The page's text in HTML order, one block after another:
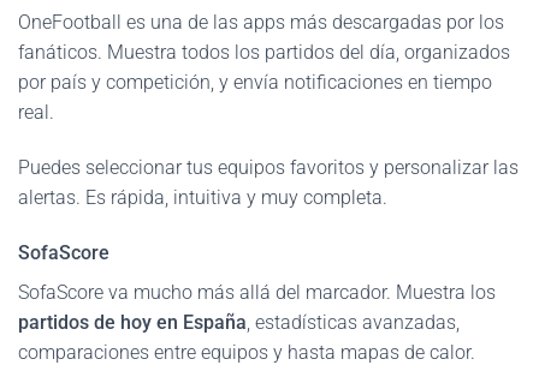
OneFootball es una de las apps más descargadas por los
fanáticos. Muestra todos los partidos del día, organizados
por país y competición, y envía notificaciones en tiempo
real.
Puedes seleccionar tus equipos favoritos y personalizar las
alertas. Es rápida, intuitiva y muy completa.
SofaScore
SofaScore va mucho más allá del marcador. Muestra los
partidos de hoy en España, estadísticas avanzadas,
comparaciones entre equipos y hasta mapas de calor.